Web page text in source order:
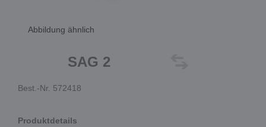
Abbildung ähnlich
SAG 2
Best.-Nr. 572418
Produktdetails